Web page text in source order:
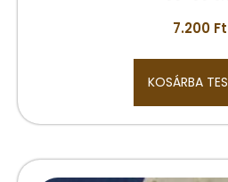
7.200 Ft
KOSÁRBA